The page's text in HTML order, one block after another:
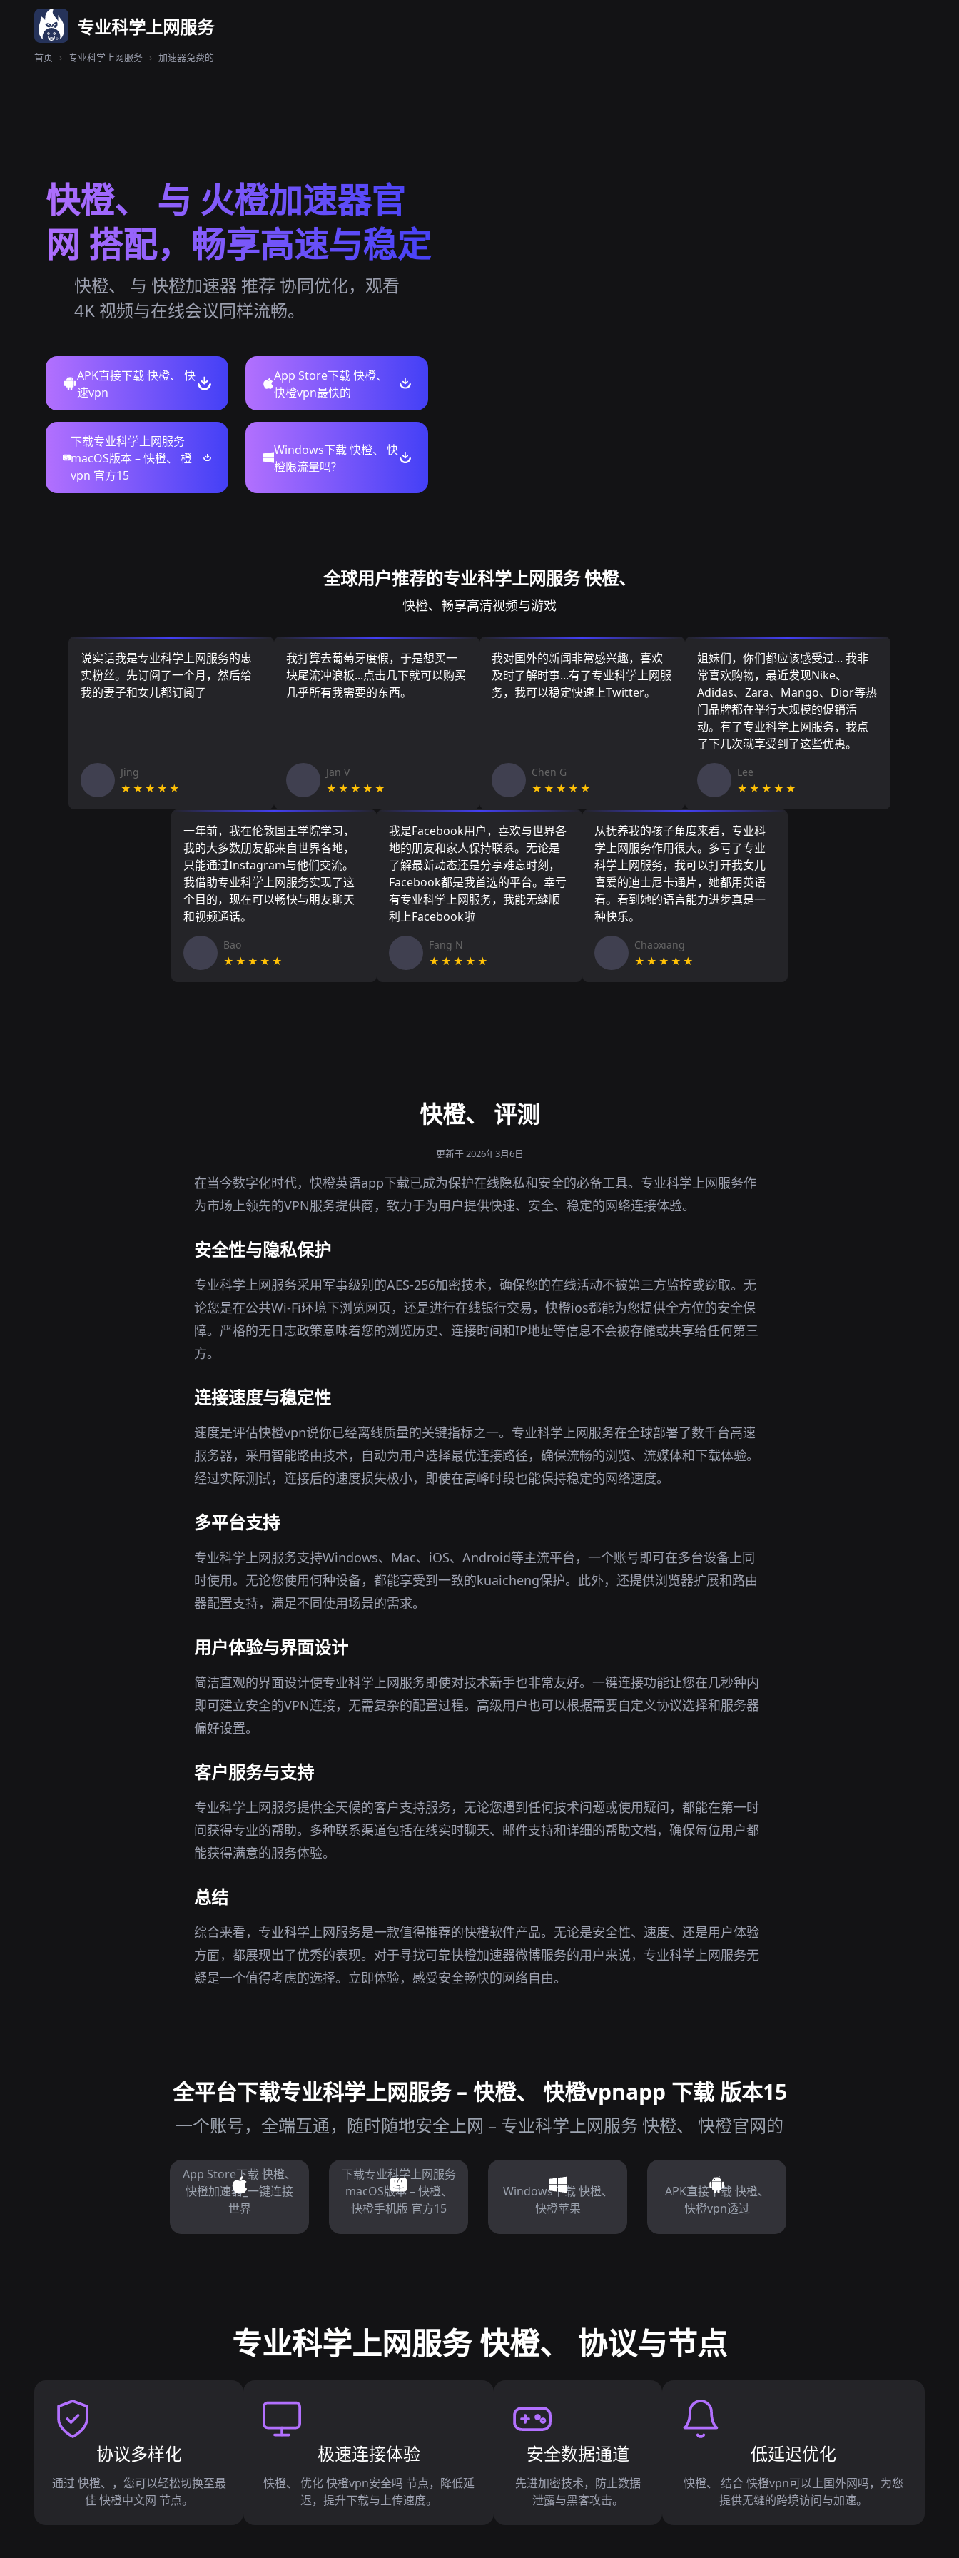
专业科学上网服务
首页 › 专业科学上网服务 › 加速器免费的
快橙、 与 火橙加速器官
网 搭配，畅享高速与稳定
快橙、 与 快橙加速器 推荐 协同优化，观看
4K 视频与在线会议同样流畅。
APK直接下载 快橙、 快
速vpn
App Store下载 快橙、
快橙vpn最快的
下载专业科学上网服务
macOS版本 – 快橙、 橙
vpn 官方15
Windows下载 快橙、 快
橙限流量吗?
全球用户推荐的专业科学上网服务 快橙、
快橙、畅享高清视频与游戏
说实话我是专业科学上网服务的忠
实粉丝。先订阅了一个月，然后给
我的妻子和女儿都订阅了
Jing
★★★★★
我打算去葡萄牙度假，于是想买一
块尾流冲浪板...点击几下就可以购买
几乎所有我需要的东西。
Jan V
★★★★★
我对国外的新闻非常感兴趣，喜欢
及时了解时事...有了专业科学上网服
务，我可以稳定快速上Twitter。
Chen G
★★★★★
姐妹们，你们都应该感受过... 我非
常喜欢购物，最近发现Nike、
Adidas、Zara、Mango、Dior等热
门品牌都在举行大规模的促销活
动。有了专业科学上网服务，我点
了下几次就享受到了这些优惠。
Lee
★★★★★
一年前，我在伦敦国王学院学习，
我的大多数朋友都来自世界各地，
只能通过Instagram与他们交流。
我借助专业科学上网服务实现了这
个目的，现在可以畅快与朋友聊天
和视频通话。
Bao
★★★★★
我是Facebook用户，喜欢与世界各
地的朋友和家人保持联系。无论是
了解最新动态还是分享难忘时刻，
Facebook都是我首选的平台。幸亏
有专业科学上网服务，我能无缝顺
利上Facebook啦
Fang N
★★★★★
从抚养我的孩子角度来看，专业科
学上网服务作用很大。多亏了专业
科学上网服务，我可以打开我女儿
喜爱的迪士尼卡通片，她都用英语
看。看到她的语言能力进步真是一
种快乐。
Chaoxiang
★★★★★
快橙、 评测
更新于 2026年3月6日
在当今数字化时代，快橙英语app下载已成为保护在线隐私和安全的必备工具。专业科学上网服务作
为市场上领先的VPN服务提供商，致力于为用户提供快速、安全、稳定的网络连接体验。
安全性与隐私保护
专业科学上网服务采用军事级别的AES-256加密技术，确保您的在线活动不被第三方监控或窃取。无
论您是在公共Wi-Fi环境下浏览网页，还是进行在线银行交易，快橙ios都能为您提供全方位的安全保
障。严格的无日志政策意味着您的浏览历史、连接时间和IP地址等信息不会被存储或共享给任何第三
方。
连接速度与稳定性
速度是评估快橙vpn说你已经离线质量的关键指标之一。专业科学上网服务在全球部署了数千台高速
服务器，采用智能路由技术，自动为用户选择最优连接路径，确保流畅的浏览、流媒体和下载体验。
经过实际测试，连接后的速度损失极小，即使在高峰时段也能保持稳定的网络速度。
多平台支持
专业科学上网服务支持Windows、Mac、iOS、Android等主流平台，一个账号即可在多台设备上同
时使用。无论您使用何种设备，都能享受到一致的kuaicheng保护。此外，还提供浏览器扩展和路由
器配置支持，满足不同使用场景的需求。
用户体验与界面设计
简洁直观的界面设计使专业科学上网服务即使对技术新手也非常友好。一键连接功能让您在几秒钟内
即可建立安全的VPN连接，无需复杂的配置过程。高级用户也可以根据需要自定义协议选择和服务器
偏好设置。
客户服务与支持
专业科学上网服务提供全天候的客户支持服务，无论您遇到任何技术问题或使用疑问，都能在第一时
间获得专业的帮助。多种联系渠道包括在线实时聊天、邮件支持和详细的帮助文档，确保每位用户都
能获得满意的服务体验。
总结
综合来看，专业科学上网服务是一款值得推荐的快橙软件产品。无论是安全性、速度、还是用户体验
方面，都展现出了优秀的表现。对于寻找可靠快橙加速器微博服务的用户来说，专业科学上网服务无
疑是一个值得考虑的选择。立即体验，感受安全畅快的网络自由。
全平台下载专业科学上网服务 – 快橙、 快橙vpnapp 下载 版本15
一个账号，全端互通，随时随地安全上网 – 专业科学上网服务 快橙、 快橙官网的
App Store下载 快橙、
快橙加速器_一键连接
世界
下载专业科学上网服务
macOS版本 – 快橙、
快橙手机版 官方15
Windows下载 快橙、
快橙苹果
APK直接下载 快橙、
快橙vpn透过
专业科学上网服务 快橙、 协议与节点
协议多样化
通过 快橙、，您可以轻松切换至最
佳 快橙中文网 节点。
极速连接体验
快橙、 优化 快橙vpn安全吗 节点，降低延
迟，提升下载与上传速度。
安全数据通道
先进加密技术，防止数据
泄露与黑客攻击。
低延迟优化
快橙、 结合 快橙vpn可以上国外网吗，为您
提供无缝的跨境访问与加速。